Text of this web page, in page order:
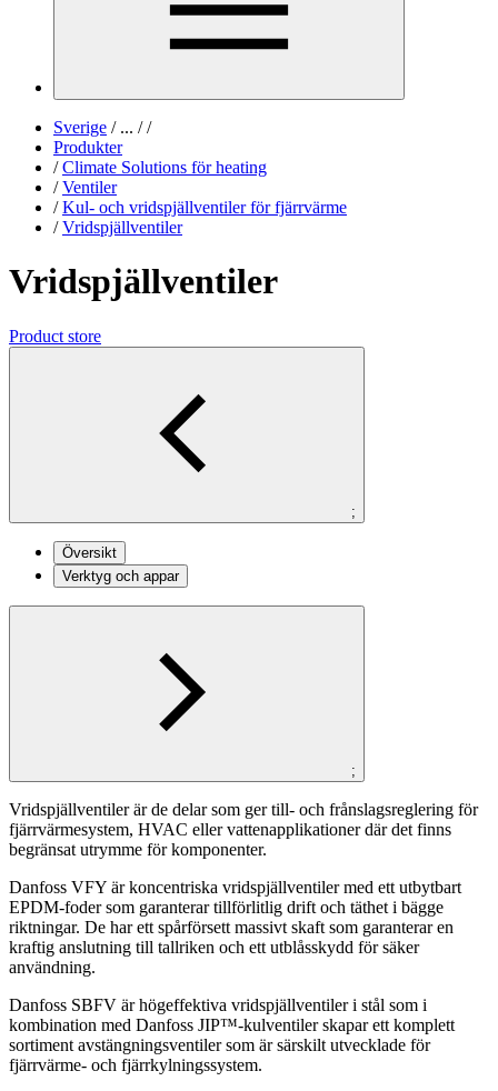
Sverige /... / /
Produkter
/ Climate Solutions för heating
/ Ventiler
/ Kul- och vridspjällventiler för fjärrvärme
/ Vridspjällventiler
Vridspjällventiler
Product store
;
Översikt
Verktyg och appar
;
Vridspjällventiler är de delar som ger till- och frånslagsreglering för
fjärrvärmesystem, HVAC eller vattenapplikationer där det finns
begränsat utrymme för komponenter.
Danfoss VFY är koncentriska vridspjällventiler med ett utbytbart
EPDM-foder som garanterar tillförlitlig drift och täthet i bägge
riktningar. De har ett spårförsett massivt skaft som garanterar en
kraftig anslutning till tallriken och ett utblåsskydd för säker
användning.
Danfoss SBFV är högeffektiva vridspjällventiler i stål som i
kombination med Danfoss JIP™-kulventiler skapar ett komplett
sortiment avstängningsventiler som är särskilt utvecklade för
fjärrvärme- och fjärrkylningssystem.